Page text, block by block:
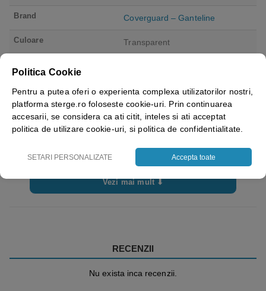
Brand Coverguard – Ganteline
Culoare Transparent
Dimensiune 400 x 200 mm
Grosime 1mm
Standard protectie
EN166:2001
EN1731:2007
Vezi mai mult ⬇
RECENZII
Nu exista inca recenzii.
Politica Cookie
Pentru a putea oferi o experienta complexa utilizatorilor nostri,
platforma sterge.ro foloseste cookie-uri. Prin continuarea
accesarii, se considera ca ati citit, inteles si ati acceptat
politica de utilizare cookie-uri, si politica de confidentialitate.
SETARI PERSONALIZATE Accepta toate